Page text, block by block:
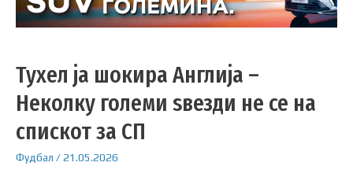
Тухел ја шокира Англија –
Неколку големи ѕвезди не се на
спискот за СП
Фудбал /21.05.2026